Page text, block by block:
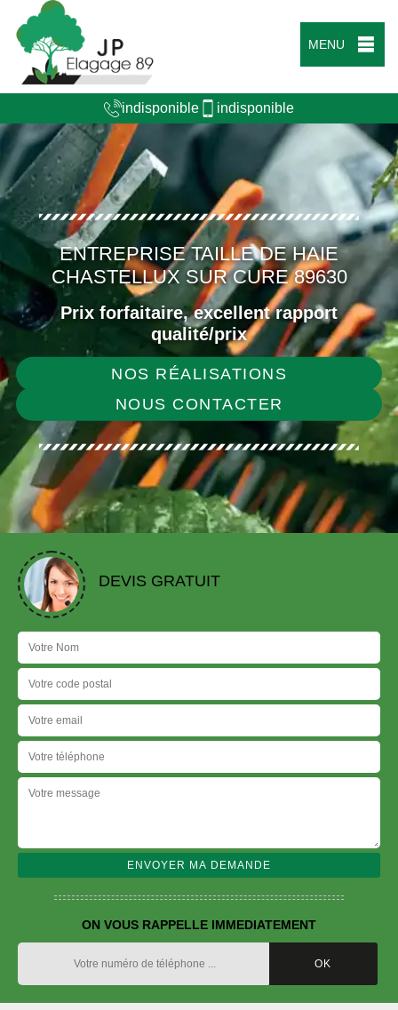
MENU
indisponible indisponible
ENTREPRISE TAILLE DE HAIE
CHASTELLUX SUR CURE 89630
Prix forfaitaire, excellent rapport
qualité/prix
NOS RÉALISATIONS
NOUS CONTACTER
DEVIS GRATUIT
ON VOUS RAPPELLE IMMEDIATEMENT